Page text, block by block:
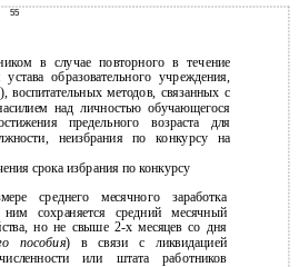
55
в случае повторного в течение
образовательного учреждения,
), воспитательных методов, связанных с
над личностью обучающегося
предельного возраста для
неизбрания по конкурсу на
срока избрания по конкурсу
среднего месячного заработка
сохраняется средний месячный
но не свыше 2-х месяцев со дня
пособия) в связи с ликвидацией
или штата работников